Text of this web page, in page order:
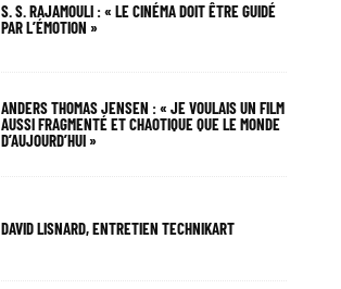
S. S. RAJAMOULI : « LE CINÉMA DOIT ÊTRE GUIDÉ
PAR L’ÉMOTION »
ANDERS THOMAS JENSEN : « JE VOULAIS UN FILM
AUSSI FRAGMENTÉ ET CHAOTIQUE QUE LE MONDE
D’AUJOURD’HUI »
DAVID LISNARD, ENTRETIEN TECHNIKART